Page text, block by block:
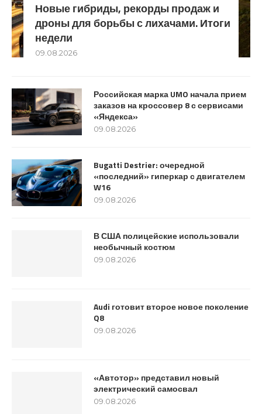
Новые гибриды, рекорды продаж и
дроны для борьбы с лихачами. Итоги
недели
09.08.2026
Российская марка UMO начала прием
заказов на кроссовер 8 с сервисами
«Яндекса»
09.08.2026
Bugatti Destrier: очередной
«последний» гиперкар с двигателем
W16
09.08.2026
В США полицейские использовали
необычный костюм
09.08.2026
Audi готовит второе новое поколение
Q8
09.08.2026
«Автотор» представил новый
электрический самосвал
09.08.2026